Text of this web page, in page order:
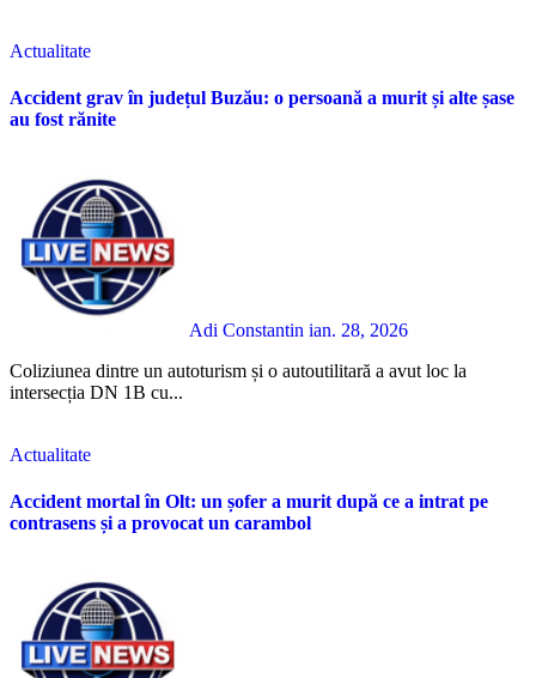
Actualitate
Accident grav în județul Buzău: o persoană a murit și alte șase
au fost rănite
Adi Constantin ian. 28, 2026
Coliziunea dintre un autoturism și o autoutilitară a avut loc la
intersecția DN 1B cu...
Actualitate
Accident mortal în Olt: un șofer a murit după ce a intrat pe
contrasens și a provocat un carambol